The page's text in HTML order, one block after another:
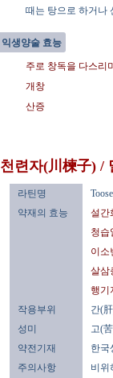
때는 탕으로 하거나
익생양술 효능
주로 창독을 다스리
개창
산증
천련자(川楝子) /
라틴명
약재의 효능
설간
청습
이소
살삼
행기
작용부위
간(
성미
고(
약전기재
한국
주의사항
비위